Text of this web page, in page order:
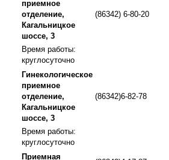
приемное
отделение,
Кагальницкое
шоссе, 3
(86342) 6-80-20
Время работы:
круглосуточно
Гинекологическое
приемное
отделение,
Кагальницкое
шоссе, 3
(86342)6-82-78
Время работы:
круглосуточно
Приемная